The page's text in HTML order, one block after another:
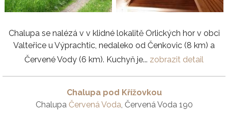
Chalupa se nalézá v v klidné lokalitě Orlických hor v obci
Valteřice u Výprachtic, nedaleko od Čenkovic (8 km) a
Červené Vody (6 km). Kuchyň je... zobrazit detail
Chalupa pod Křížovkou
Chalupa Červená Voda, Červená Voda 190